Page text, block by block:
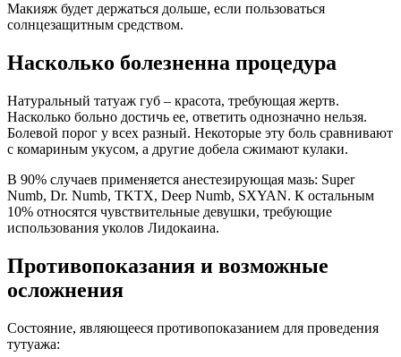
Макияж будет держаться дольше, если пользоваться
солнцезащитным средством.
Насколько болезненна процедура
Натуральный татуаж губ – красота, требующая жертв.
Насколько больно достичь ее, ответить однозначно нельзя.
Болевой порог у всех разный. Некоторые эту боль сравнивают
с комариным укусом, а другие добела сжимают кулаки.
В 90% случаев применяется анестезирующая мазь: Super
Numb, Dr. Numb, TKTX, Deep Numb, SXYAN. К остальным
10% относятся чувствительные девушки, требующие
использования уколов Лидокаина.
Противопоказания и возможные
осложнения
Состояние, являющееся противопоказанием для проведения
тутуажа: